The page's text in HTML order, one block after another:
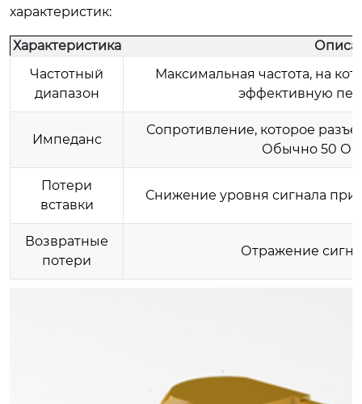
характеристик:
Характеристика
Частотный
диапазон
Максимальная частота, на
эффективную
Импеданс
Сопротивление, которое
Обычно 50
Потери
вставки
Снижение уровня сигнала
Возвратные
потери
Отражение